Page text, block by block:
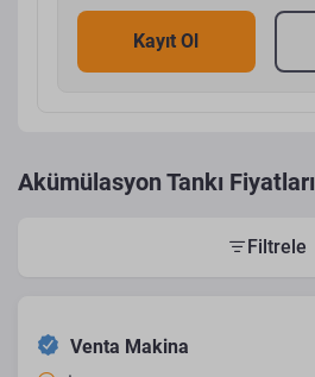
Kayıt Ol
Akümülasyon Tankı Fiyatları
Filtrele
Venta Makina